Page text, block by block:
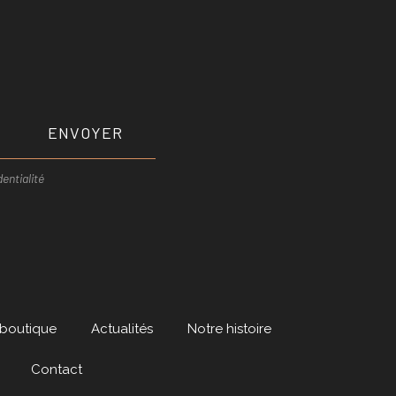
ENVOYER
Actualités Notre histoire
Contact